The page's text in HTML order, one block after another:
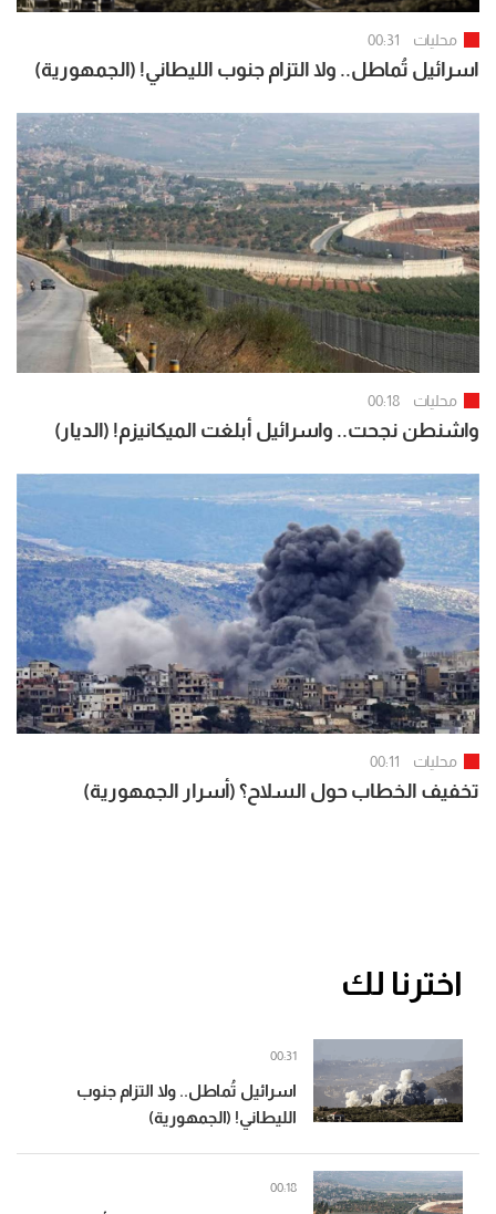
محليات 00:31
اسرائيل تُماطل.. ولا التزام جنوب الليطاني! (الجمهورية)
محليات 00:18
واشنطن نجحت.. واسرائيل أبلغت الميكانيزم! (الديار)
محليات 00:11
تخفيف الخطاب حول السلاح؟ (أسرار الجمهورية)
اخترنا لك
اسرائيل تُماطل.. ولا التزام جنوب
الليطاني! (الجمهورية)
00:31
00:18